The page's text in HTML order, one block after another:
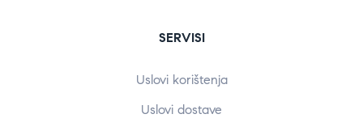
SERVISI
Uslovi korištenja
Uslovi dostave